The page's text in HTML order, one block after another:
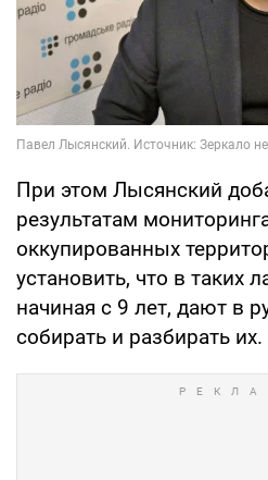
При этом Лысянский
результатам
оккупированных
установить, что в таких
начиная с 9 лет, дают в
собирать и разбирать их.